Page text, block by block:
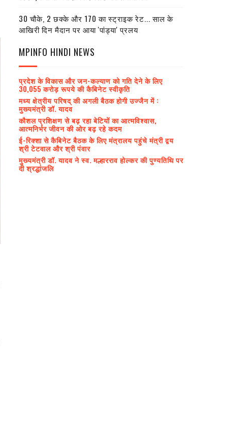
30 चौके, 2 छक्के और 170 का स्ट्राइक रेट... साल के
आखिरी दिन मैदान पर आया 'पांड्या' प्रलय
MPINFO HINDI NEWS
प्रदेश के विकास और जन-कल्याण को गति देने के लिए
30,055 करोड़ रूपये की कैबिनेट स्वीकृति
मध्य क्षेत्रीय परिषद् की अगली बैठक होगी उज्जैन में :
मुख्यमंत्री डॉ. यादव
कौशल प्रशिक्षण से बढ़ रहा बेटियों का आत्मविश्वास,
आत्मनिर्भर जीवन की ओर बढ़ रहे कदम
ई-रिक्शा से कैबिनेट बैठक के लिए मंत्रालय पहुंचे मंत्री द्वय
श्री टेटवाल और श्री पंवार
मुख्यमंत्री डॉ. यादव ने स्व. मल्हारराव होल्कर की पुण्यतिथि पर
दी श्रद्धांजलि